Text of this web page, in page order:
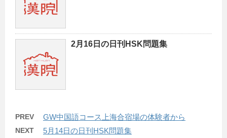
2月16日の日刊HSK問題集
PREV GW中国語コース上海合宿場の体験者から
NEXT 5月14日の日刊HSK問題集